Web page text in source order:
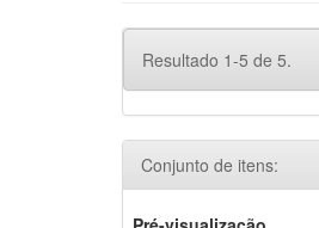
Resultado 1-5 de 5.
Conjunto de itens: